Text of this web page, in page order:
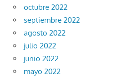
octubre 2022
septiembre 2022
agosto 2022
julio 2022
junio 2022
mayo 2022